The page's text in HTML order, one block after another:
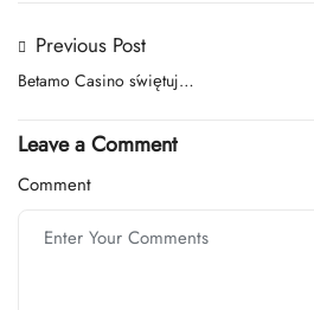
Previous Post
Betamo Casino świętuje
Graczami z Polski
Leave a Comment
Comment